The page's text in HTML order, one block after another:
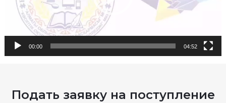
00:00 04:52
Подать заявку на поступление